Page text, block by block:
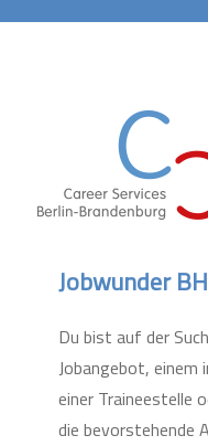
Jobwunder
Du bist auf der
Jobangebot,
einer Traineestelle
die bevorstehende